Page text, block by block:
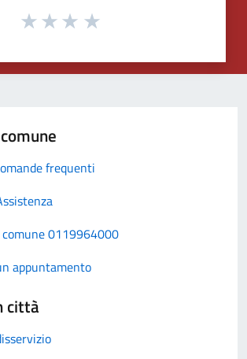
frequenti
comune 0119964000
appuntamento
città